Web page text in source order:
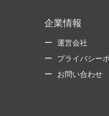
企業情報
運営会社
プライバシー
お問い合わせ